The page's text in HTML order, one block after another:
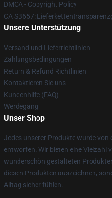
DMCA - Copyright Policy
CA SB657:
Unsere Unterstützung
Versand und Lieferrichtlinien
Zahlungsbedingungen
Return & Refund Richtlinien
Kontaktieren Sie uns
Kundenhilfe (FAQ)
Werdegang
Unser Shop
Jedes unserer Produkte wurde von
entworfen. Wir bieten eine Vielzahl
wunderschön gestalteten
diesen Produkten auszeichnen,
Alltag sicher fühlen.